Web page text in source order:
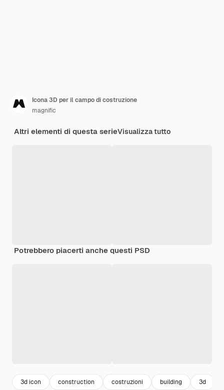
Icona 3D per il campo di costruzione
magnific
Altri elementi di questa serieVisualizza tutto
Potrebbero piacerti anche questi PSD
3d icon construction costruzioni building 3d